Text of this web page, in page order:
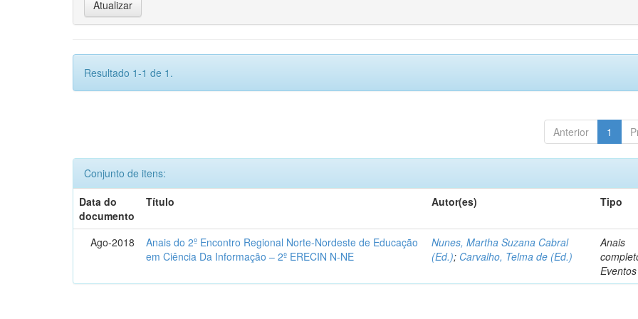
Resultado 1-1 de 1.
Anterior 1
Conjunto de itens:
Data do
documento
Título Autor(es) Tipo
Ago-2018
Anais do 2º Encontro Regional Norte-Nordeste de Educação
em Ciência Da Informação – 2º ERECIN N-NE
Nunes, Martha Suzana Cabral
(Ed.); Carvalho, Telma de (Ed.)
Anais
Eventos